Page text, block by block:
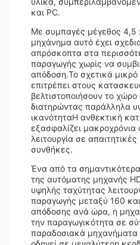
και PC.
Με συμπαγές μέγεθος 4,5
μηχάνημα αυτό έχει
απρόσκοπτα στα
παραγωγής χωρίς να
απόδοση.Το σχετικά
επιτρέπει στους
βελτιστοποιήσουν το
διατηρώντας παράλληλα
ικανότηταΗ ανθεκτική
εξασφαλίζει μακροχρόνια
λειτουργία σε
συνθήκες.
Ένα από τα
της αυτόματης μηχανής
υψηλής ταχύτητας
παραγωγής μεταξύ 160
απόδοσης ανά ώρα, η
την παραγωγικότητα σε
παραδοσιακά μηχανήματα